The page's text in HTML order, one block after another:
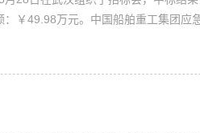
￥49.98万元。中国船舶重工集团应